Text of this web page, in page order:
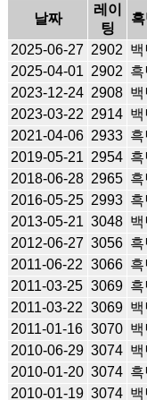
날짜
레이
팅
2025-06-27 2902 백
2025-04-01 2902 흑
2023-12-24 2908 백
2023-03-22 2914 백
2021-04-06 2933 흑
2019-05-21 2954 흑
2018-06-28 2965 흑
2016-05-25 2993 흑
2013-05-21 3048 백
2012-06-27 3056 흑
2011-06-22 3066 흑
2011-03-25 3069 흑
2011-03-22 3069 백
2011-01-16 3070 백
2010-06-29 3074 백
2010-01-20 3074 흑
2010-01-19 3074 백